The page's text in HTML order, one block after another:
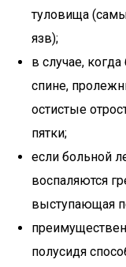
туловища
язв);
в случае,
спине,
остистые
пятки;
если больной
воспаляются
выступающая
полусидя